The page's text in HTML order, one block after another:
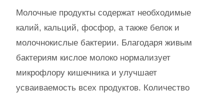
Молочные продукты содержат необходимые
калий, кальций, фосфор, а также белок и
молочнокислые бактерии. Благодаря живым
бактериям кислое молоко нормализует
микрофлору кишечника и улучшает
усваиваемость всех продуктов. Количество